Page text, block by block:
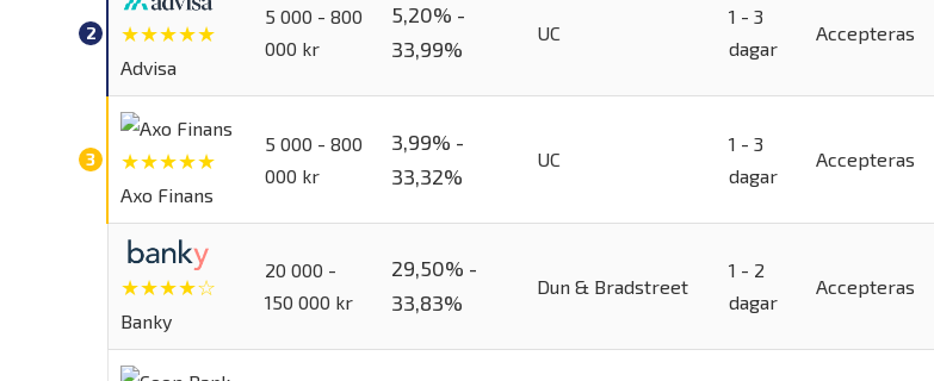
★★★★★
Advisa
5 000 - 800
000 kr
5,20% -
33,99%
UC
1 - 3
dagar
Accepteras
★★★★★
Axo Finans
5 000 - 800
000 kr
3,99% -
33,32%
UC
1 - 3
dagar
Accepteras
★★★★☆
Banky
20 000 -
150 000 kr
29,50% -
33,83%
Dun & Bradstreet
1 - 2
dagar
Accepteras